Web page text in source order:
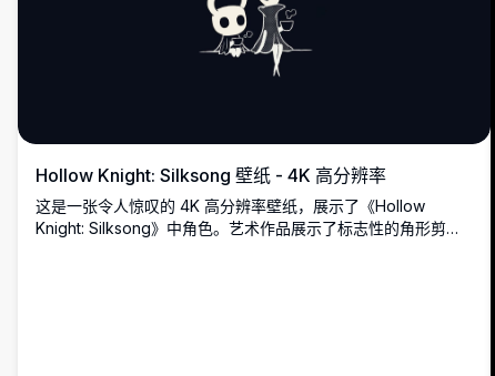
Hollow Knight: Silksong 壁纸 - 4K 高分辨率
这是一张令人惊叹的 4K 高分辨率壁纸，展示了《Hollow
Knight: Silksong》中角色。艺术作品展示了标志性的角形剪影